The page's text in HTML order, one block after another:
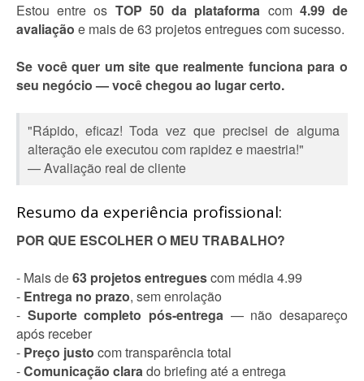
Estou entre os TOP 50 da plataforma com 4.99 de
avaliação e mais de 63 projetos entregues com sucesso.
Se você quer um site que realmente funciona para o
seu negócio — você chegou ao lugar certo.
"Rápido, eficaz! Toda vez que precisei de alguma
alteração ele executou com rapidez e maestria!"
— Avaliação real de cliente
Resumo da experiência profissional:
POR QUE ESCOLHER O MEU TRABALHO?
- Mais de63 projetos entreguescom média 4.99
- Entrega no prazo, sem enrolação
- Suporte completo pós-entrega — não desapareço
após receber
- Preço justo com transparência total
-Comunicação clarado briefing até a entrega